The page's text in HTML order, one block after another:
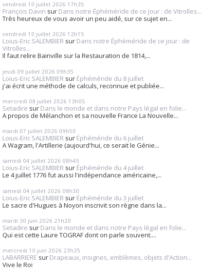
vendredi 10 juillet 2026 17h35
François Davin sur Dans notre Éphéméride de ce jour : de Vitrolles...
Très heureux de vous avoir un peu aidé, sur ce sujet en...
vendredi 10 juillet 2026 12h15
Loius-Eric SALEMBIER sur Dans notre Éphéméride de ce jour : de
Vitrolles...
Il faut relire Bainville sur la Restauration de 1814,...
jeudi 09 juillet 2026 09h35
Loius-Eric SALEMBIER sur Éphéméride du 8 juillet
j'ai écrit une méthode de calculs, reconnue et publiée...
mercredi 08 juillet 2026 13h05
Setadire sur Dans le monde et dans notre Pays légal en folie...
A propos de Mélanchon et sa nouvelle France La Nouvelle...
mardi 07 juillet 2026 09h50
Loius-Eric SALEMBIER sur Éphéméride du 6 juillet
A Wagram, l'Artillerie (aujourd'hui, ce serait le Génie...
samedi 04 juillet 2026 08h45
Loius-Eric SALEMBIER sur Éphéméride du 4 juillet
Le 4 juillet 1776 fut aussi l'indépendance américaine,...
samedi 04 juillet 2026 08h30
Loius-Eric SALEMBIER sur Éphéméride du 3 juillet
Le sacre d'Hugues à Noyon inscrivit son règne dans la...
mardi 30 juin 2026 21h20
Setadire sur Dans le monde et dans notre Pays légal en folie...
Qui est cette Laure TOGRAF dont on parle souvent....
mercredi 10 juin 2026 23h25
LABARRIERE sur Drapeaux, insignes, emblèmes, objets d'Action...
Vive le Roi